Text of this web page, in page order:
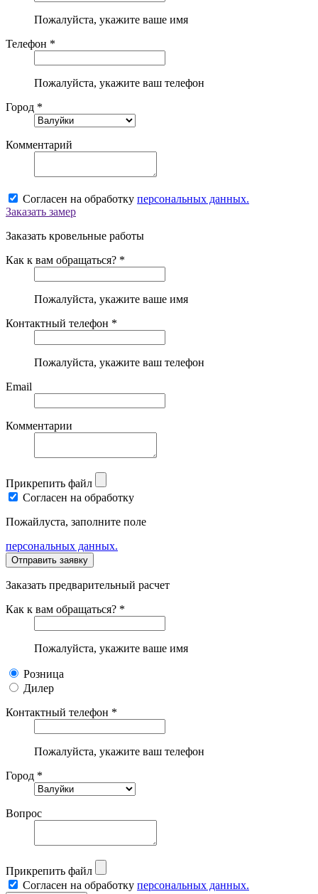
Пожалуйста, укажите ваше имя
Телефон *
Пожалуйста, укажите ваш телефон
Город *
Комментарий
Согласен на обработку персональных данных.
Заказать замер
Заказать кровельные работы
Как к вам обращаться? *
Пожалуйста, укажите ваше имя
Контактный телефон *
Пожалуйста, укажите ваш телефон
Email
Комментарии
Прикрепить файл
Согласен на обработку
Пожайлуста, заполните поле
персональных данных.
Заказать предварительный расчет
Как к вам обращаться? *
Пожалуйста, укажите ваше имя
Розница
Дилер
Контактный телефон *
Пожалуйста, укажите ваш телефон
Город *
Вопрос
Прикрепить файл
Согласен на обработку персональных данных.